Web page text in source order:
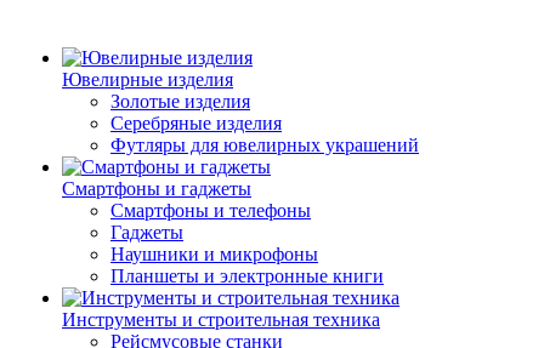
Ювелирные изделия
Золотые изделия
Серебряные изделия
Футляры для ювелирных украшений
Смартфоны и гаджеты
Смартфоны и телефоны
Гаджеты
Наушники и микрофоны
Планшеты и электронные книги
Инструменты и строительная техника
Рейсмусовые станки